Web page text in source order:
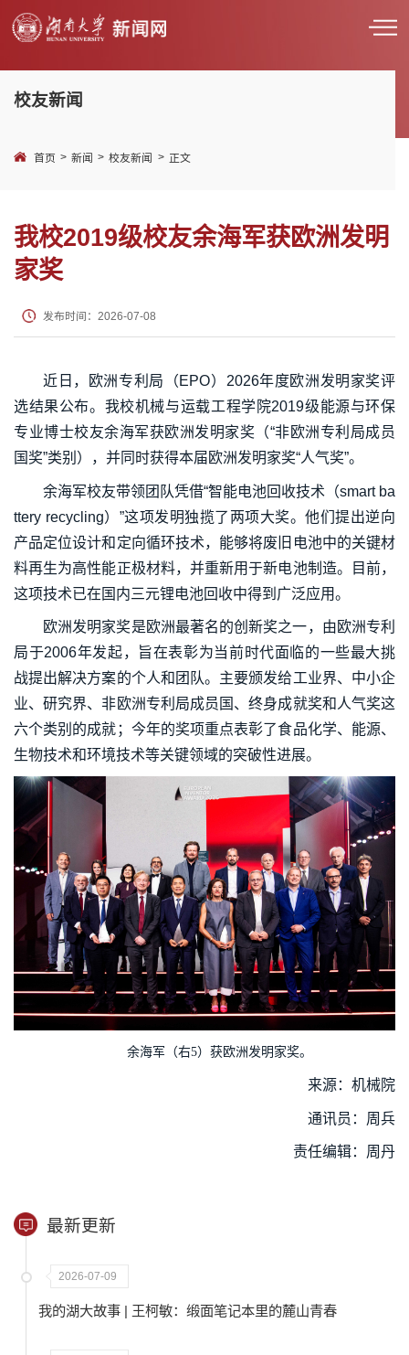
校友新闻
首页 > 新闻 > 校友新闻 > 正文
我校2019级校友余海军获欧洲发明
家奖
发布时间：2026-07-08
近日，欧洲专利局（EPO）2026年度欧洲发明家奖评
选结果公布。我校机械与运载工程学院2019级能源与环保
专业博士校友余海军获欧洲发明家奖（“非欧洲专利局成员
国奖”类别），并同时获得本届欧洲发明家奖“人气奖”。
余海军校友带领团队凭借“智能电池回收技术（smart ba
ttery recycling）”这项发明独揽了两项大奖。他们提出逆向
产品定位设计和定向循环技术，能够将废旧电池中的关键材
料再生为高性能正极材料，并重新用于新电池制造。目前，
这项技术已在国内三元锂电池回收中得到广泛应用。
欧洲发明家奖是欧洲最著名的创新奖之一，由欧洲专利
局于2006年发起，旨在表彰为当前时代面临的一些最大挑
战提出解决方案的个人和团队。主要颁发给工业界、中小企
业、研究界、非欧洲专利局成员国、终身成就奖和人气奖这
六个类别的成就；今年的奖项重点表彰了食品化学、能源、
生物技术和环境技术等关键领域的突破性进展。
余海军（右5）获欧洲发明家奖。
来源：机械院
通讯员：周兵
责任编辑：周丹
最新更新
2026-07-09
我的湖大故事 | 王柯敏：缎面笔记本里的麓山青春